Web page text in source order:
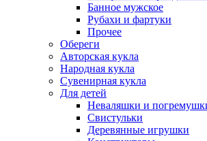
Банное мужское
Рубахи и фартуки
Прочее
Обереги
Авторская кукла
Народная кукла
Сувенирная кукла
Для детей
Неваляшки и
Свистульки
Деревянные игрушки